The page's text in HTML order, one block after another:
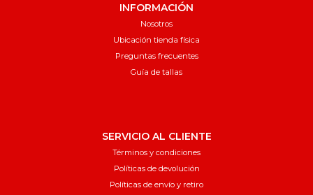
INFORMACIÓN
Nosotros
Ubicación tienda física
Preguntas frecuentes
Guía de tallas
SERVICIO AL CLIENTE
Términos y condiciones
Políticas de devolución
Políticas de envío y retiro